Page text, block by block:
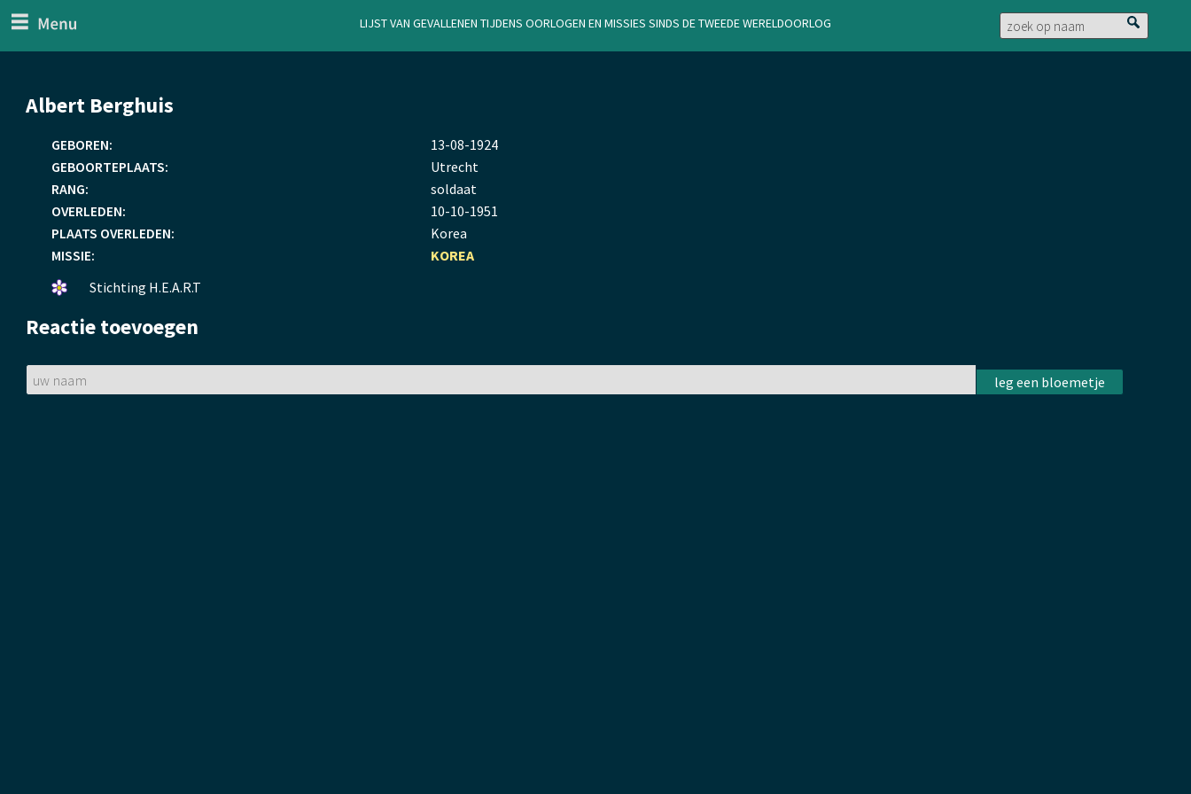
Lijst van gevallenen tijdens oorlogen en missies sinds de Tweede Wereldoorlog
Generaal
Albert Berghuis
GEBOREN: 13-08-1924
GEBOORTEPLAATS:
Utrecht
RANG:
soldaat
OVERLEDEN:
10-10-1951
PLAATS OVERLEDEN:
Korea
MISSIE:
KOREA
Een
gelegd.
Stichting H.E.A.R.T
Reactie toevoegen